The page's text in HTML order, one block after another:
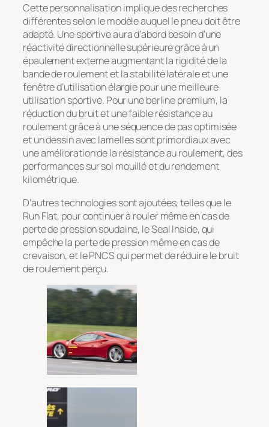
Cette personnalisation implique des recherches
différentes selon le modèle auquel le pneu doit être
adapté. Une sportive aura d’abord besoin d’une
réactivité directionnelle supérieure grâce à un
épaulement externe augmentant la rigidité de la
bande de roulement et la stabilité latérale et une
fenêtre d’utilisation élargie pour une meilleure
utilisation sportive. Pour une berline premium, la
réduction du bruit et une faible résistance au
roulement grâce à une séquence de pas optimisée
et un dessin avec lamelles sont primordiaux avec
une amélioration de la résistance au roulement, des
performances sur sol mouillé et du rendement
kilométrique.
D’autres technologies sont ajoutées, telles que le
Run Flat, pour continuer à rouler même en cas de
perte de pression soudaine, le Seal Inside, qui
empêche la perte de pression même en cas de
crevaison, et le PNCS qui permet de réduire le bruit
de roulement perçu.